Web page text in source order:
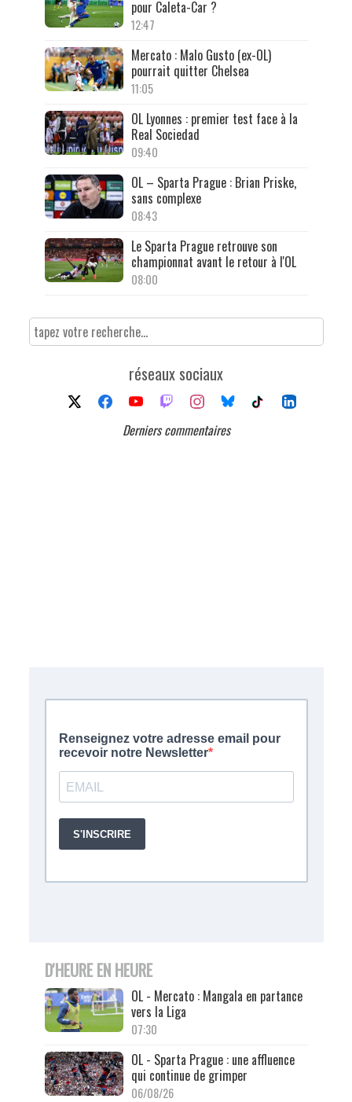
pour Caleta-Car ?
12:47
Mercato : Malo Gusto (ex-OL)
pourrait quitter Chelsea
11:05
OL Lyonnes : premier test face à la
Real Sociedad
09:40
OL – Sparta Prague : Brian Priske,
sans complexe
08:43
Le Sparta Prague retrouve son
championnat avant le retour à l'OL
08:00
réseaux sociaux
Derniers commentaires
D'HEURE EN HEURE
OL - Mercato : Mangala en partance
vers la Liga
07:30
OL - Sparta Prague : une affluence
qui continue de grimper
06/08/26